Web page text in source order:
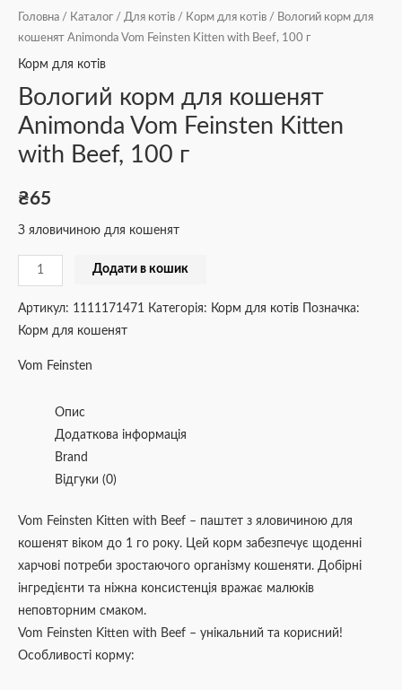
Головна / Каталог / Для котів / Корм для котів / Вологий корм для
кошенят Animonda Vom Feinsten Kitten with Beef, 100 г
Корм для котів
Вологий корм для кошенят
Animonda Vom Feinsten Kitten
with Beef, 100 г
₴65
З яловичиною для кошенят
Додати в кошик
Артикул: 1111171471 Категорія: Корм для котів
Позначка:
Корм для кошенят
Vom Feinsten
Опис
Додаткова інформація
Brand
Відгуки (0)
Vom Feinsten Kitten with Beef – паштет з яловичиною для
кошенят віком до 1 го року. Цей корм забезпечує щоденні
харчові потреби зростаючого організму кошеняти. Добірні
інгредієнти та ніжна консистенція вражає малюків
неповторним смаком.
Vom Feinsten Kitten with Beef – унікальний та корисний!
Особливості корму: